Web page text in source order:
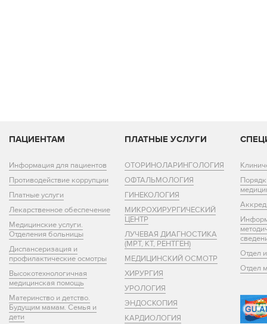
ПАЦИЕНТАМ
Информация для пациентов
Противодействие коррупции
Платные услуги
Лекарственное обеспечение
Медицинские услуги.
Отделения больницы
Диспансеризация и
профилактические осмотры
Высокотехнологичная
медицинская помощь
Материнство и детство.
Будущим мамам. Семья и
дети
ПЛАТНЫЕ УСЛУГИ
ОТОРИНОЛАРИНГОЛОГИЯ
ОФТАЛЬМОЛОГИЯ
ГИНЕКОЛОГИЯ
МИКРОХИРУРГИЧЕСКИЙ
ЦЕНТР
ЛУЧЕВАЯ ДИАГНОСТИКА
(МРТ, КТ, РЕНТГЕН)
МЕДИЦИНСКИЙ ОСМОТР
ХИРУРГИЯ
УРОЛОГИЯ
ЭНДОСКОПИЯ
КАРДИОЛОГИЯ
Отдел
Отдел